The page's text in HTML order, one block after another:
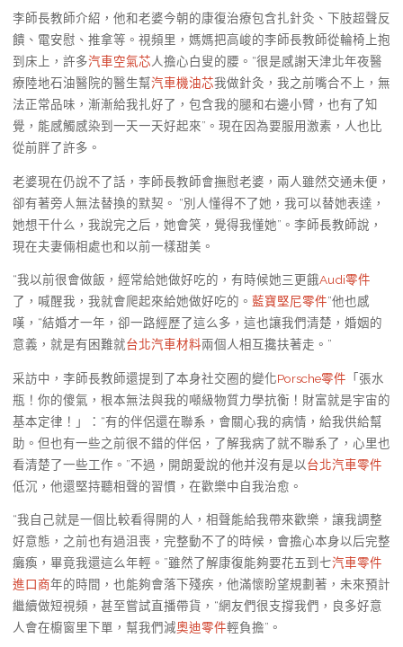
李師長教師介紹，他和老婆今朝的康復治療包含扎針灸、下肢超聲反
饋、電安慰、推拿等。視頻里，媽媽把高峻的李師長教師從輪椅上抱
到床上，許多汽車空氣芯人擔心白叟的腰。“很是感謝天津北年夜醫
療陸地石油醫院的醫生幫汽車機油芯我做針灸，我之前嘴合不上，無
法正常品味，漸漸給我扎好了，包含我的腿和右邊小臂，也有了知
覺，能感觸感染到一天一天好起來”。現在因為要服用激素，人也比
從前胖了許多。
老婆現在仍說不了話，李師長教師會撫慰老婆，兩人雖然交通未便，
卻有著旁人無法替換的默契。 “別人懂得不了她，我可以替她表達，
她想干什么，我說完之后，她會笑，覺得我懂她”。李師長教師說，
現在夫妻倆相處也和以前一樣甜美。
“我以前很會做飯，經常給她做好吃的，有時候她三更餓Audi零件
了，喊醒我，我就會爬起來給她做好吃的。 藍寶堅尼零件”他也感
嘆，“結婚才一年，卻一路經歷了這么多，這也讓我們清楚，婚姻的
意義，就是有困難就台北汽車材料兩個人相互攙扶著走。”
采訪中，李師長教師還提到了本身社交圈的變化Porsche零件 「張水
瓶！你的傻氣，根本無法與我的噸級物質力學抗衡！財富就是宇宙的
基本定律！」：“有的伴侶還在聯系，會關心我的病情，給我供給幫
助。但也有一些之前很不錯的伴侶，了解我病了就不聯系了，心里也
看清楚了一些工作。”不過，開朗愛說的他并沒有是以台北汽車零件
低沉，他還堅持聽相聲的習慣，在歡樂中自我治愈。
“我自己就是一個比較看得開的人，相聲能給我帶來歡樂，讓我調整
好意態，之前也有過沮喪，完整動不了的時候，會擔心本身以后完整
癱瘓，畢竟我還這么年輕。”雖然了解康復能夠要花五到七汽車零件
進口商年的時間，也能夠會落下殘疾，他滿懷盼望規劃著，未來預計
繼續做短視頻，甚至嘗試直播帶貨，“網友們很支撐我們，良多好意
人會在櫥窗里下單，幫我們減奧迪零件輕負擔”。